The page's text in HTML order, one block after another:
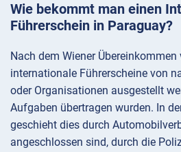
Wie bekommt man einen
Führerschein in Paraguay?
Nach dem Wiener
internationale Führerscheine von
oder Organisationen ausgestellt
Aufgaben übertragen wurden. In
geschieht dies durch
angeschlossen sind, durch die